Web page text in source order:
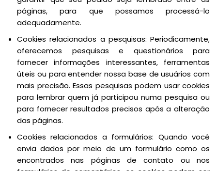
páginas, para que possamos processá-lo
adequadamente.
Cookies relacionados a pesquisas: Periodicamente,
oferecemos pesquisas e questionários para
fornecer informações interessantes, ferramentas
úteis ou para entender nossa base de usuários com
mais precisão. Essas pesquisas podem usar cookies
para lembrar quem já participou numa pesquisa ou
para fornecer resultados precisos após a alteração
das páginas.
Cookies relacionados a formulários: Quando você
envia dados por meio de um formulário como os
encontrados nas páginas de contato ou nos